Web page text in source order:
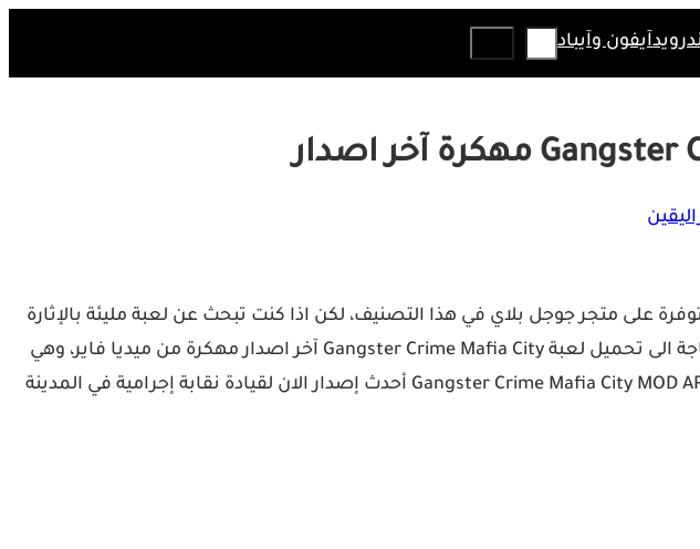
آيفون وآيباد
على متجر جوجل بلاي في هذا التصنيف، لكن اذا كنت تبحث عن لعبة مليئة بالإثارة
تساعدك على أن تصبح زعيم العصابة الأكثر احتراما في عالم الالعاب، هنا يجب الاشارة الى انك بحاجة الى تحميل لعبة Gangster Crime Mafia City آخر اصدار مهكرة من ميديا فاير، وهي
واحدة من العاب الأكشن الرائعة والممتعة ومن ضمن أفضل الألعاب المتوفرة حاليا. قم بتنزيل Gangster Crime Mafia City MOD APK أحدث إصدار الان لقيادة نقابة إجرامية في المدينة